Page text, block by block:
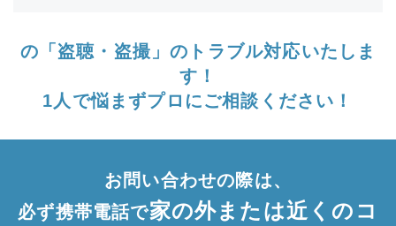
の「盗聴・盗撮」のトラブル対応いたしま
す！
1人で悩まずプロにご相談ください！
お問い合わせの際は、
必ず携帯電話で家の外または近くのコ